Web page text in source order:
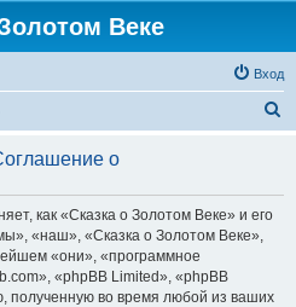
Веке
Вход
с
о
как «Сказка о Золотом Веке» и его
«наш», «Сказка о Золотом Веке»,
«они», «программное
«phpBB Limited», «phpBB
полученную во время любой из ваших